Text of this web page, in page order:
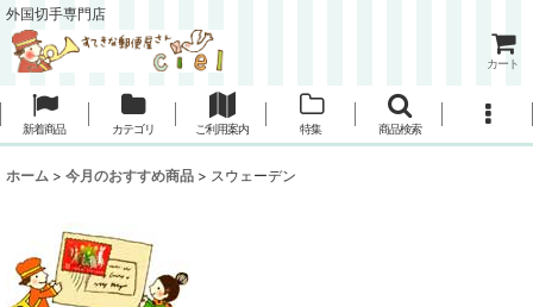
外国切手専門店
カート
新着商品 カテゴリ ご利用案内 特集 商品検索
ホーム > 今月のおすすめ商品 > スウェーデン